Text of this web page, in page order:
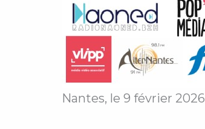
Nantes, le 9 février 2026